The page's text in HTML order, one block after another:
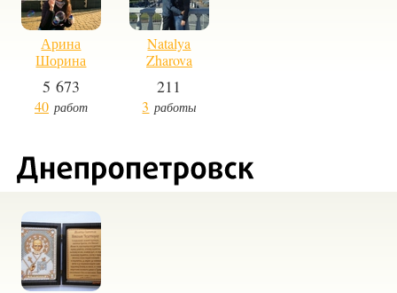
Арина
Шорина
5 673
40 работ
Natalya
Zharova
211
3 работы